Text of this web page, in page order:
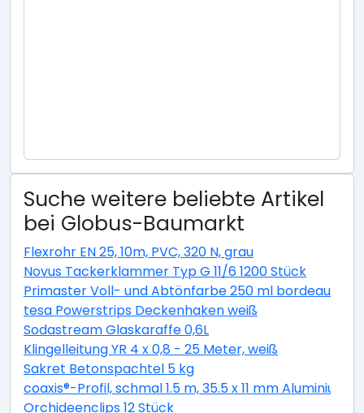
Suche weitere beliebte Artikel
bei Globus-Baumarkt
Flexrohr EN 25, 10m, PVC, 320 N, grau
Novus Tackerklammer Typ G 11/6 1200 Stück
Primaster Voll- und Abtönfarbe 250 ml bordeaux
tesa Powerstrips Deckenhaken weiß
Sodastream Glaskaraffe 0,6L
Klingelleitung YR 4 x 0,8 - 25 Meter, weiß
Sakret Betonspachtel 5 kg
coaxis®-Profil, schmal 1.5 m, 35.5 x 11 mm Aluminium
Orchideenclips 12 Stück